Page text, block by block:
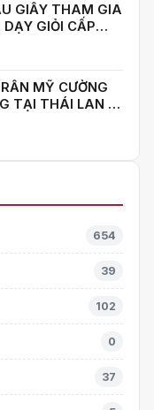
GIẤY THAM GIA
GIỎI CẤP
PHƯỜNG YÊN
MỸ CƯỜNG
TẠI THÁI LAN –
BẠC TOÁN
654
39
102
0
37